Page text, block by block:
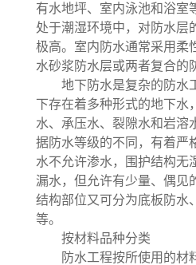
有水地坪、室内泳池和浴室
处于潮湿环境中，对防水层
极高。室内防水通常采用柔
水砂浆防水层或两者复合的
地下防水是复杂的防水
下存在着多种形式的地下水
水、承压水、裂隙水和岩溶
据防水等级的不同，有着严
水不允许渗水，围护结构无
漏水，但允许有少量、偶见
结构部位又可分为底板防水
等。
按材料品种分类
防水工程按所使用的材